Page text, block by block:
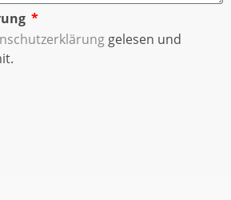
gelesen und